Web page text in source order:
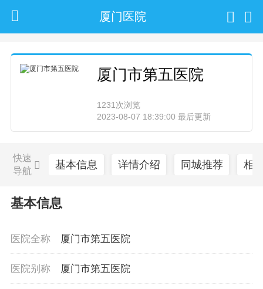
厦门医院
厦门市第五医院
1231次浏览
2023-08-07 18:39:00 最后更新
快速
导航
基本信息 详情介绍 同城推荐 相
基本信息
医院全称 厦门市第五医院
医院别称 厦门市第五医院